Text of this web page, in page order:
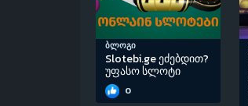
ბლოგი
Slotebi.ge ეძებდით?
უფასო სლოტი
0